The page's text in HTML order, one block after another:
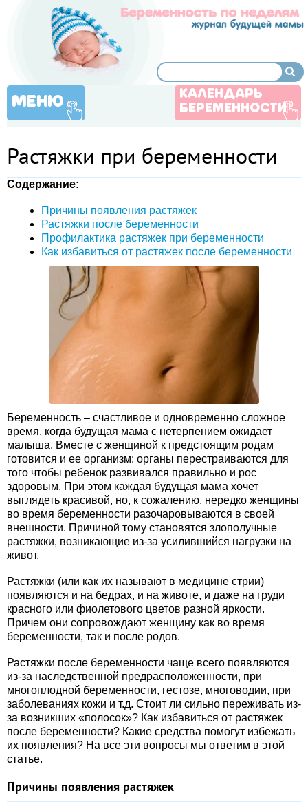
МЕНЮ
КАЛЕНДАРЬ
БЕРЕМЕННОСТИ
Растяжки при беременности
Содержание:
Причины появления растяжек
Растяжки после беременности
Профилактика растяжек при беременности
Как избавиться от растяжек после беременности
Беременность – счастливое и одновременно сложное
время, когда будущая мама с нетерпением ожидает
малыша. Вместе с женщиной к предстоящим родам
готовится и ее организм: органы перестраиваются для
того чтобы ребенок развивался правильно и рос
здоровым. При этом каждая будущая мама хочет
выглядеть красивой, но, к сожалению, нередко женщины
во время беременности разочаровываются в своей
внешности. Причиной тому становятся злополучные
растяжки, возникающие из-за усилившийся нагрузки на
живот.
Растяжки (или как их называют в медицине стрии)
появляются и на бедрах, и на животе, и даже на груди
красного или фиолетового цветов разной яркости.
Причем они сопровождают женщину как во время
беременности, так и после родов.
Растяжки после беременности чаще всего появляются
из-за наследственной предрасположенности, при
многоплодной беременности, гестозе, многоводии, при
заболеваниях кожи и т.д. Стоит ли сильно переживать из-
за возникших «полосок»? Как избавиться от растяжек
после беременности? Какие средства помогут избежать
их появления? На все эти вопросы мы ответим в этой
статье.
Причины появления растяжек